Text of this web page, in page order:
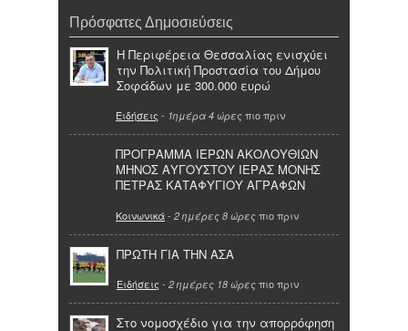
Πρόσφατες Δημοσιεύσεις
Η Περιφέρεια Θεσσαλίας ενισχύει
την Πολιτική Προστασία του Δήμου
Σοφάδων με 300.000 ευρώ
Ειδήσεις - 1ημέρα 4 ώρες πιο πριν
ΠΡΟΓΡΑΜΜΑ ΙΕΡΩΝ ΑΚΟΛΟΥΘΙΩΝ
ΜΗΝΟΣ ΑΥΓΟΥΣΤΟΥ ΙΕΡΑΣ ΜΟΝΗΣ
ΠΕΤΡΑΣ ΚΑΤΑΦΥΓΙΟΥ ΑΓΡΑΦΩΝ
Κοινωνικά- 2 ημέρες 8 ώρες πιο πριν
ΠΡΩΤΗ ΓΙΑ ΤΗΝ ΑΣΑ
Ειδήσεις - 2 ημέρες 18 ώρες πιο πριν
Στο νομοσχέδιο για την απορρόφηση